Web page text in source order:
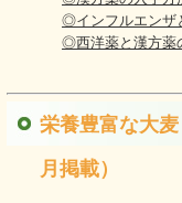
◎インフルエンザ
◎西洋薬と漢方薬
栄養豊富な大
月掲載）